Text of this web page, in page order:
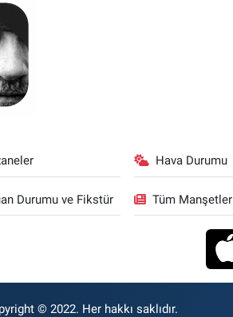
Hava Durumu
Durumu ve Fikstür Tüm Manşetler
© 2022. Her hakkı saklıdır.